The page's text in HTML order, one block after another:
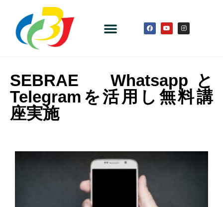
SEBRAE Whatsappと
Telegramを活用し無料講
座実施